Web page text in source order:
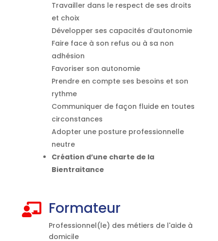
Travailler dans le respect de ses droits
et choix
Développer ses capacités d’autonomie
Faire face à son refus ou à sa non
adhésion
Favoriser son autonomie
Prendre en compte ses besoins et son
rythme
Communiquer de façon fluide en toutes
circonstances
Adopter une posture professionnelle
neutre
Création d’une charte de la
Bientraitance
 Formateur
Professionnel(le) des métiers de l'aide à
domicile